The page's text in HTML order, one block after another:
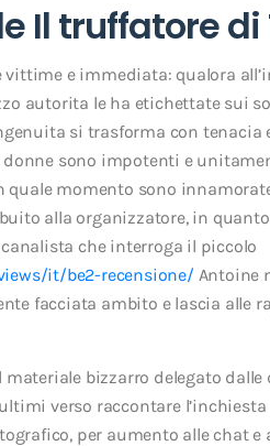
Il truffatore
vittime e immediata: qualora
autorita le ha etichettate sui
si trasforma con tenacia
donne sono impotenti e
quale momento sono
alla organizzatore, in
che interroga il piccolo
it/be2-recensione/ Antoine
facciata ambito e lascia alle
materiale bizzarro delegato
verso raccontare
per aumento alle chat